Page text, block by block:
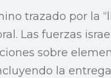
trazado por la
Las fuerzas
sobre
la